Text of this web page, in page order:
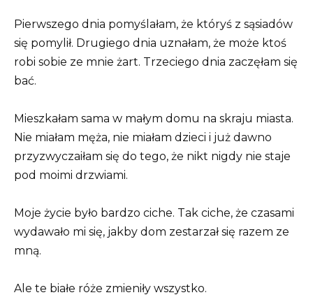
Pierwszego dnia pomyślałam, że któryś z sąsiadów
się pomylił. Drugiego dnia uznałam, że może ktoś
robi sobie ze mnie żart. Trzeciego dnia zaczęłam się
bać.
Mieszkałam sama w małym domu na skraju miasta.
Nie miałam męża, nie miałam dzieci i już dawno
przyzwyczaiłam się do tego, że nikt nigdy nie staje
pod moimi drzwiami.
Moje życie było bardzo ciche. Tak ciche, że czasami
wydawało mi się, jakby dom zestarzał się razem ze
mną.
Ale te białe róże zmieniły wszystko.